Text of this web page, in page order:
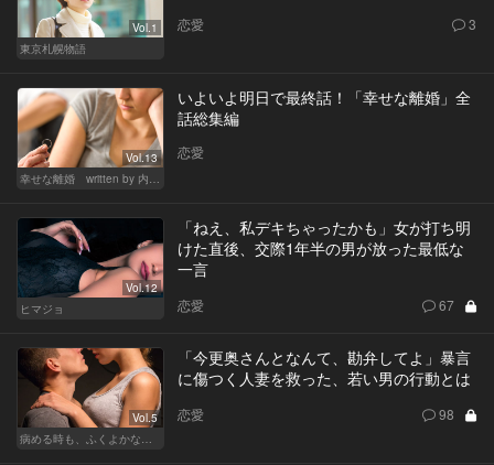
Vol.1
東京札幌物語
恋愛 3
Vol.13
いよいよ明日で最終話！「幸せな離婚」全
話総集編
恋愛
Vol.12
ヒマジョ
「ねえ、私デキちゃったかも」女が打ち明
けた直後、交際1年半の男が放った最低な
一言
恋愛 67
Vol.5
「今更奥さんとなんて、勘弁してよ」暴言
に傷つく人妻を救った、若い男の行動とは
恋愛 98